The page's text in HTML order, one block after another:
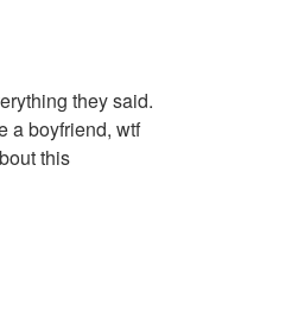
they said.
a boyfriend, wtf
this